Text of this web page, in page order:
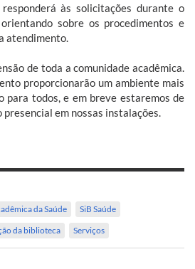
às solicitações durante o
sobre os procedimentos e
atendimento.
de toda a comunidade acadêmica.
proporcionarão um ambiente mais
para todos, e em breve estaremos de
em nossas instalações.
da Saúde
SiB Saúde
da biblioteca Serviços